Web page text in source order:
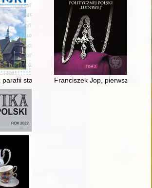
parafii starogostyńskiej. (Cz. 2)
Franciszek Jop, pierwszy